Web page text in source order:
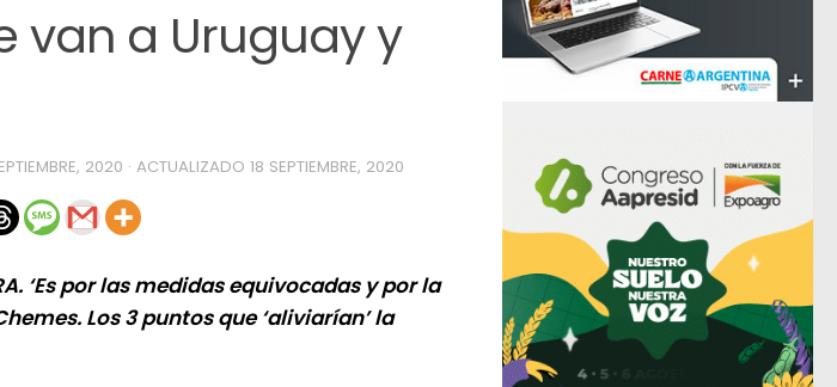
van a Uruguay y
2020 · ACTUALIZADO 18 SEPTIEMBRE, 2020
‘Es por las medidas equivocadas y por la
Los 3 puntos que ‘aliviarían’ la